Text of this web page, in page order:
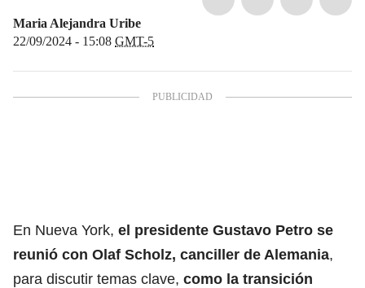
Maria Alejandra Uribe
22/09/2024 - 15:08 GMT-5
En Nueva York, el presidente Gustavo Petro se
reunió con Olaf Scholz, canciller de Alemania,
para discutir temas clave, como la transición